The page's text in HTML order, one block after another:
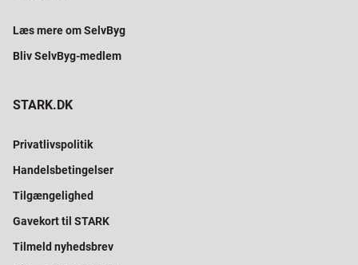
Læs mere om SelvByg
Bliv SelvByg-medlem
STARK.DK
Privatlivspolitik
Handelsbetingelser
Tilgængelighed
Gavekort til STARK
Tilmeld nyhedsbrev